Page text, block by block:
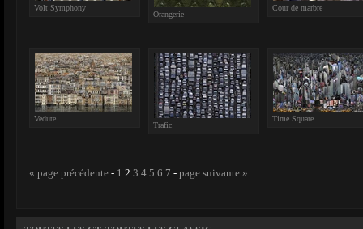
Volt Symphony
Orangerie
Cour de marbre
Vedute
Trafic
Time Square
« page précédente - 1 2 3 4 5 6 7 - page suivante »